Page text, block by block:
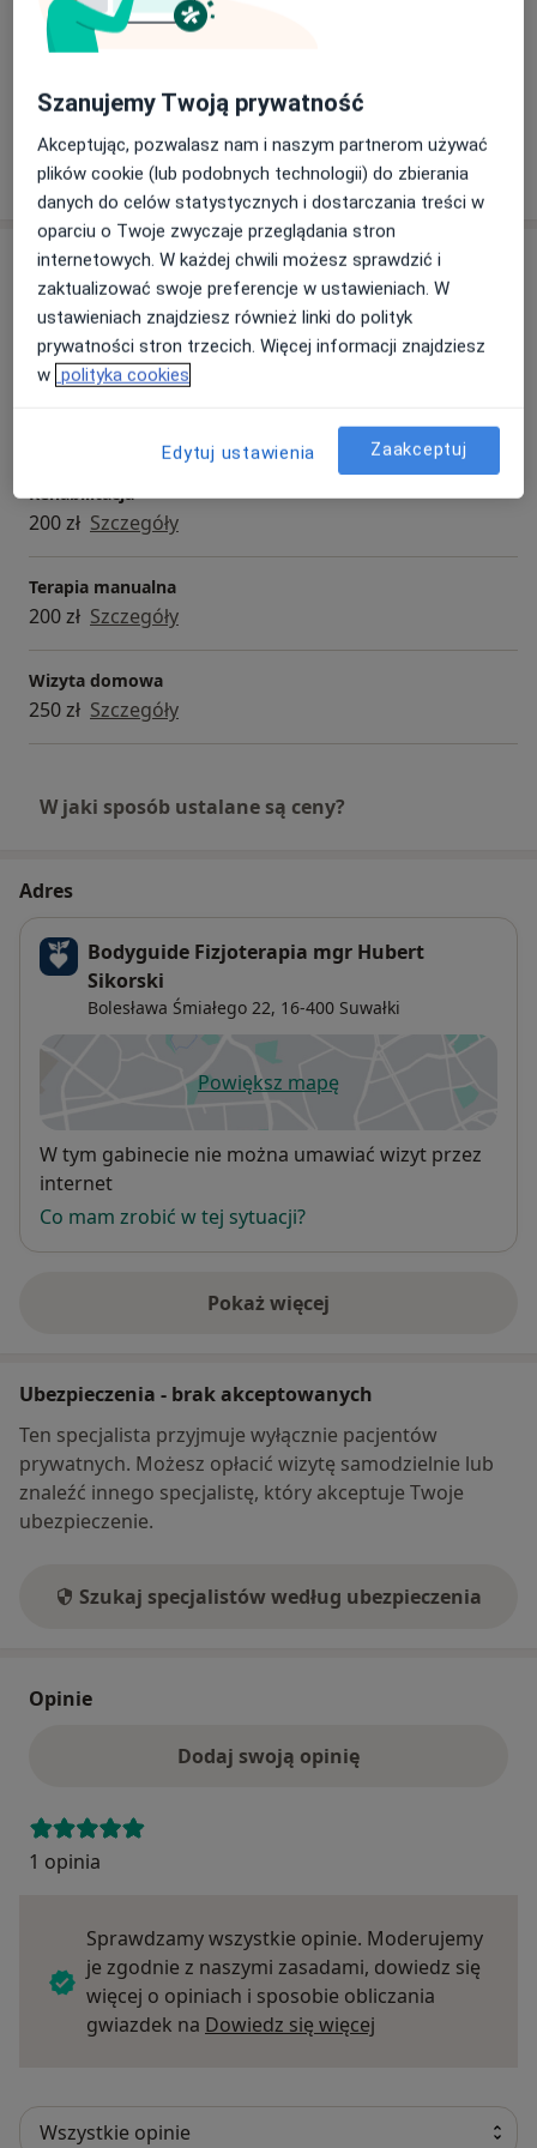
gdzie miałem do czynienia z pacjentami
neurologicznymi jak i ortopedycznymi.
Ból karku
Rwa kulszowa
Zespoły mięśniowo-powięziowe
Zespół cieśni nadgarstka
+24a11y_sr_more_diseases
Pokaż więcejo doświadczeniu
Usługi i ceny
Konsultacja fizjoterapeutyczna
200 zł Szczegóły
Rehabilitacja
200 zł Szczegóły
Terapia manualna
200 zł Szczegóły
Wizyta domowa
250 zł Szczegóły
W jaki sposób ustalane są ceny?
Adres
Bodyguide Fizjoterapia mgr Hubert
Sikorski
Bolesława Śmiałego 22, 16-400 Suwałki
Powiększ mapęotwiera się w nowej karcie
Dostępność
W tym gabinecie nie można umawiać wizyt przez
internet
Co mam zrobić w tej sytuacji?
Pokaż więcej
o adresie
Ubezpieczenia - brak akceptowanych
Ten specjalista przyjmuje wyłącznie pacjentów
prywatnych. Możesz opłacić wizytę samodzielnie lub
znaleźć innego specjalistę, który akceptuje Twoje
ubezpieczenie.
Szukaj specjalistów według ubezpieczenia
Opinie
Dodaj swoją opinię
1 opinia
Sprawdzamy wszystkie opinie. Moderujemy
je zgodnie z naszymi zasadami, dowiedz się
więcej o opiniach i sposobie obliczania
gwiazdek na Dowiedz się więcej
Szanujemy Twoją prywatność
Akceptując, pozwalasz nam i naszym partnerom używać
plików cookie (lub podobnych technologii) do zbierania
danych do celów statystycznych i dostarczania treści w
oparciu o Twoje zwyczaje przeglądania stron
internetowych. W każdej chwili możesz sprawdzić i
zaktualizować swoje preferencje w ustawieniach. W
ustawieniach znajdziesz również linki do polityk
prywatności stron trzecich. Więcej informacji znajdziesz
w polityka cookies
Edytuj ustawienia Zaakceptuj